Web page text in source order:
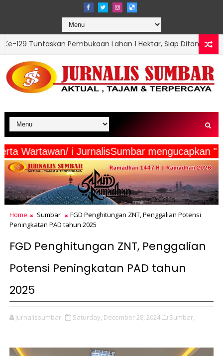
Pembukaan Lahan 1 Hektar, Siap Ditanami untuk Perkuat
Beserta Wartawan/ i JurnalisSumbar
Home Sumbar
FGD Penghitungan ZNT, Penggalian Potensi
Peningkatan PAD tahun 2025
FGD Penghitungan ZNT, Penggalian
Potensi Peningkatan PAD tahun
2025
jurnalissumbar Saturday, December 28, 2024 Sumbar,